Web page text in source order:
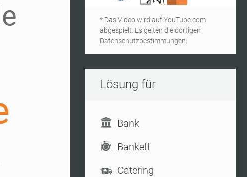
* Das Video wird auf YouTube.com
abgespielt. Es gelten die dortigen
Datenschutzbestimmungen.
Lösung für
Bank
Bankett
Catering